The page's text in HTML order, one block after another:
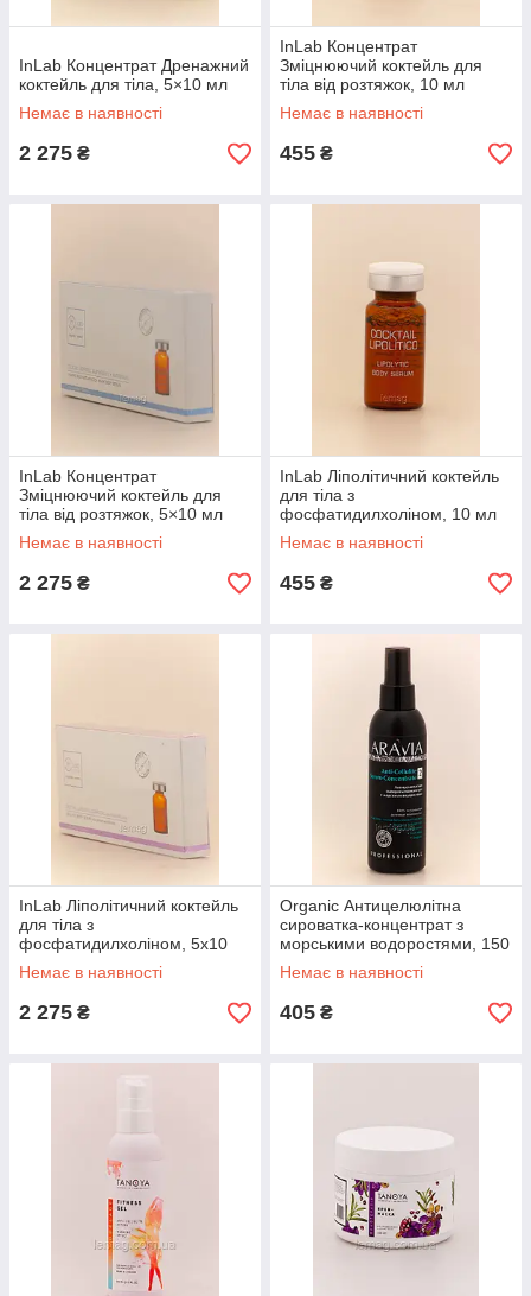
InLab Концентрат Дренажний
коктейль для тіла, 5×10 мл
Немає в наявності
2 275 ₴
InLab Концентрат
Зміцнюючий коктейль для
тіла від розтяжок, 10 мл
Немає в наявності
455 ₴
InLab Концентрат
Зміцнюючий коктейль для
тіла від розтяжок, 5×10 мл
Немає в наявності
2 275 ₴
InLab Ліполітичний коктейль
для тіла з
фосфатидилхоліном, 10 мл
Немає в наявності
455 ₴
InLab Ліполітичний коктейль
для тіла з
фосфатидилхоліном, 5х10
мл
Немає в наявності
2 275 ₴
Organic Антицелюлітна
сироватка-концентрат з
морськими водоростями, 150
мл
Немає в наявності
405 ₴